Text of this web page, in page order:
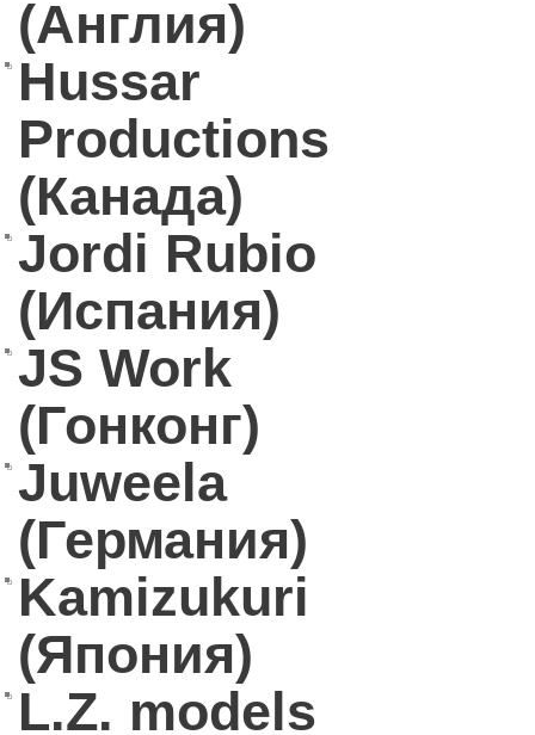
(Англия)
Hussar
Productions
(Канада)
Jordi Rubio
(Испания)
JS Work
(Гонконг)
Juweela
(Германия)
Kamizukuri
(Япония)
L.Z. models